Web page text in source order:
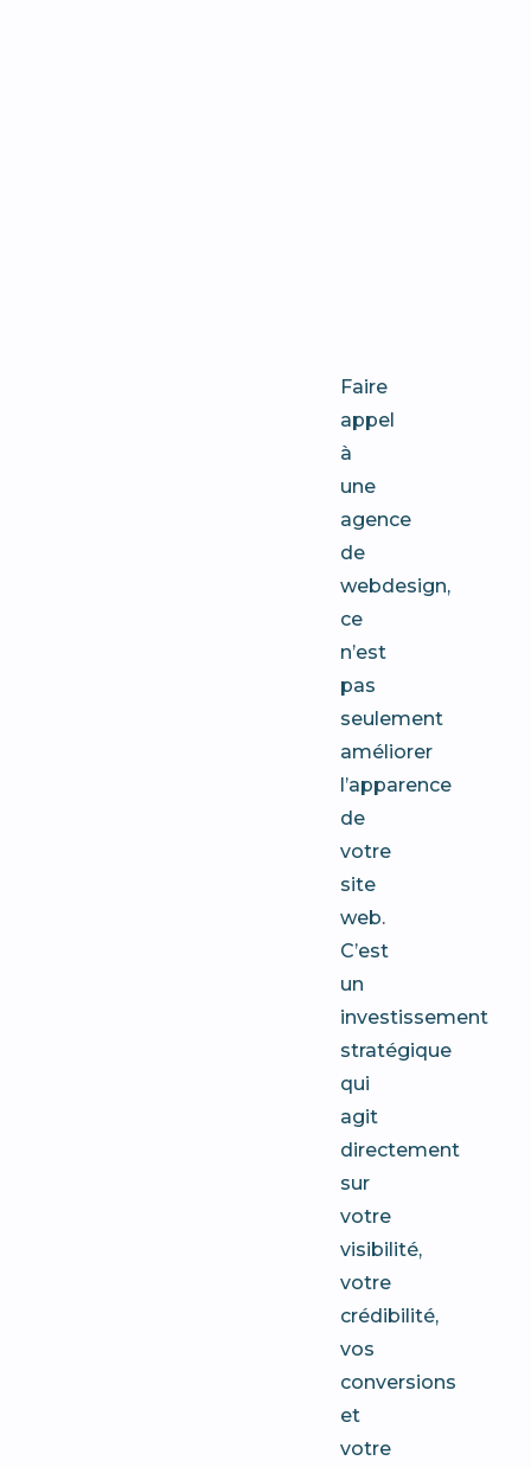
Faire
appel
à
une
agence
de
webdesign,
ce
n’est
pas
seulement
améliorer
l’apparence
de
votre
site
web.
C’est
un
investissement
stratégique
qui
agit
directement
sur
votre
visibilité,
votre
crédibilité,
vos
conversions
et
votre